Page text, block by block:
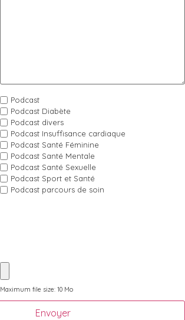
Podcast
Podcast Diabète
Podcast divers
Podcast Insuffisance cardiaque
Podcast Santé Féminine
Podcast Santé Mentale
Podcast Santé Sexuelle
Podcast Sport et Santé
Podcast parcours de soin
Maximum file size: 10 Mo
Envoyer